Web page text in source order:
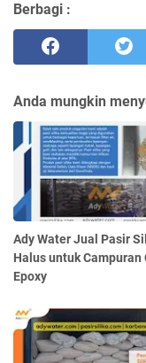
Berbagi :
Anda mungkin
Ady Water Jual Pasir
Halus untuk Campuran
Epoxy